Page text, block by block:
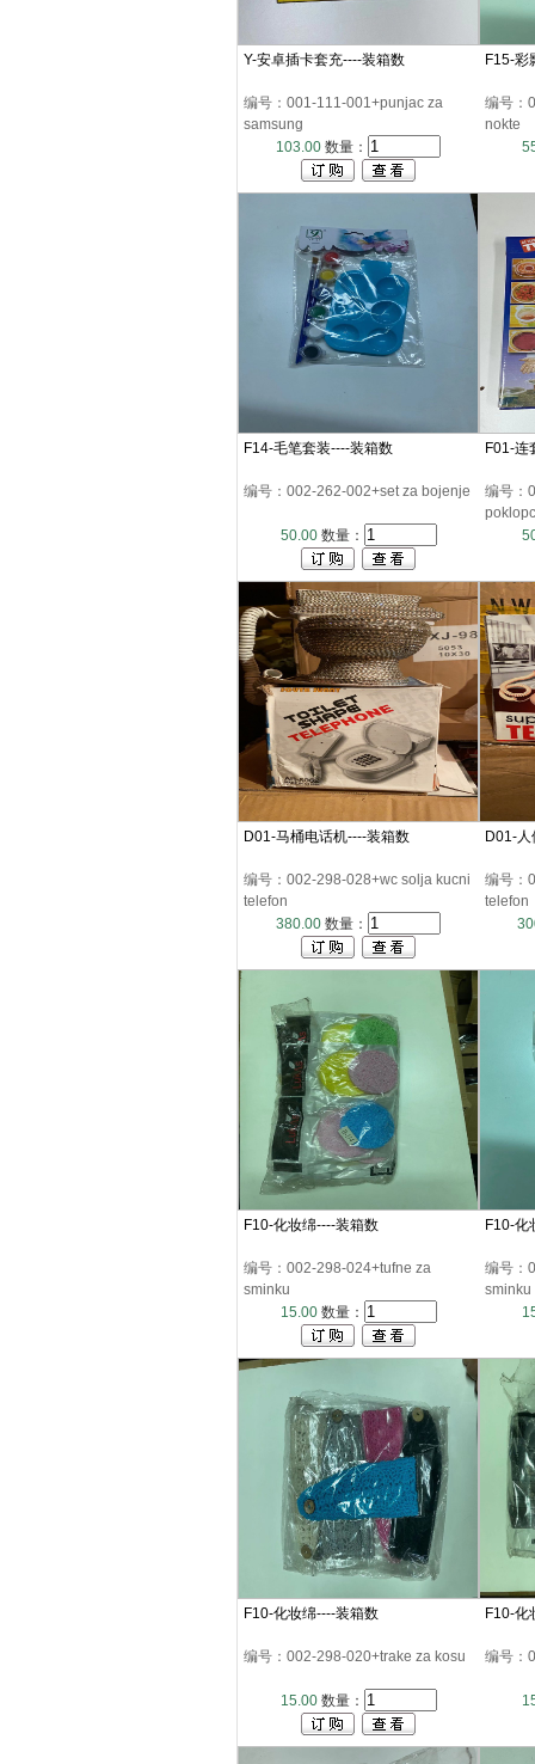
Y-安卓插卡套充----装箱数
编号：001-111-001+punjac za
samsung
103.00 数量：
F15-彩
编号：
nokte
F14-毛笔套装----装箱数
编号：002-262-002+set za bojenje
50.00数量：
F01-连
编号：
D01-马桶电话机----装箱数
编号：002-298-028+wc solja kucni
telefon
380.00 数量：
D01-
编号：
telefon
F10-化妆绵----装箱数
编号：002-298-024+tufne za
sminku
15.00数量：
F10-化
编号：
sminku
F10-化妆绵----装箱数
编号：002-298-020+trake za kosu
15.00数量：
F10-化
编号：